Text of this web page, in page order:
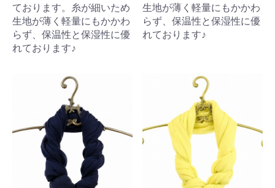
ております。糸が細いため
生地が薄く軽量にもかかわ
らず、保温性と保湿性に優
れております♪
生地が薄く軽量にもかかわ
らず、保温性と保湿性に優
れております♪